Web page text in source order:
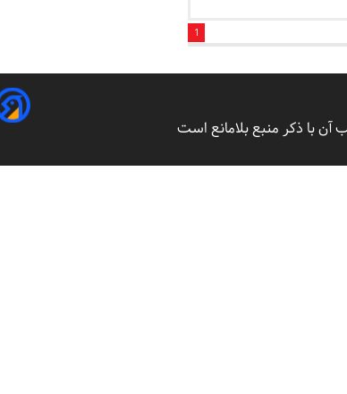
1
آن با ذکر منبع بلامانع است